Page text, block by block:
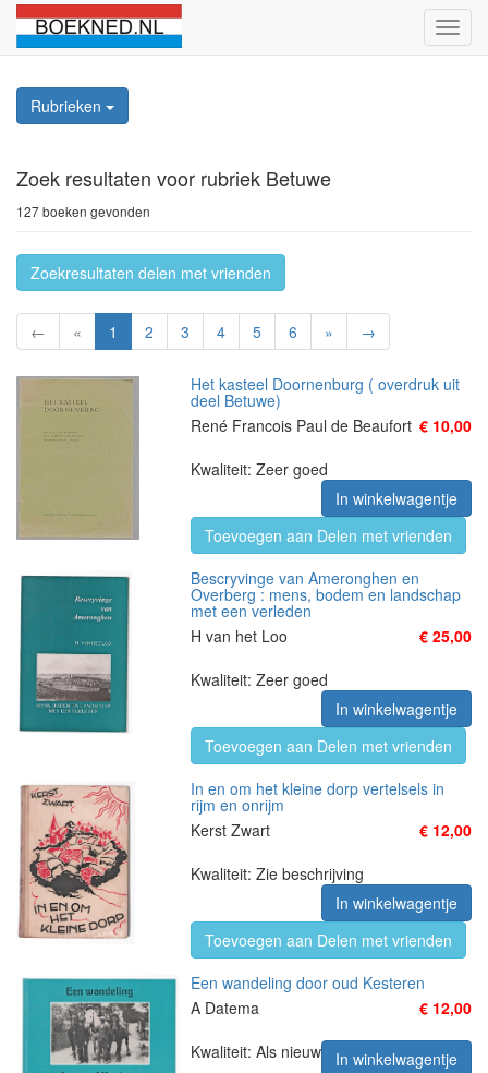
Rubrieken
Zoek resultaten voor rubriek Betuwe
127 boeken gevonden
Zoekresultaten delen met vrienden
← « 1 2 3 4 5 6 » →
Het kasteel Doornenburg ( overdruk uit
deel Betuwe)
René Francois Paul de Beaufort € 10,00
Kwaliteit: Zeer goed
In winkelwagentje
Toevoegen aan Delen met vrienden
Bescryvinge van Ameronghen en
Overberg : mens, bodem en landschap
met een verleden
H van het Loo
€ 25,00
Kwaliteit: Zeer goed
In winkelwagentje
Toevoegen aan Delen met vrienden
In en om het kleine dorp vertelsels in
rijm en onrijm
Kerst Zwart
€ 12,00
Kwaliteit: Zie beschrijving
In winkelwagentje
Toevoegen aan Delen met vrienden
Een wandeling door oud Kesteren
A Datema
€ 12,00
Kwaliteit: Als nieuw
In winkelwagentje